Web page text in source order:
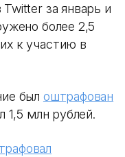
за январь и
более 2,5
к участию в
был оштрафован
1,5 млн рублей.